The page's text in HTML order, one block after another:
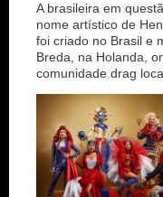
A brasileira em
nome artístico de
foi criado no Brasil e
Breda, na Holanda,
comunidade drag